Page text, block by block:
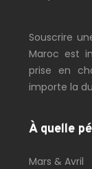
Souscrire
Maroc est
prise en
importe la
À quelle
Mars & Avril